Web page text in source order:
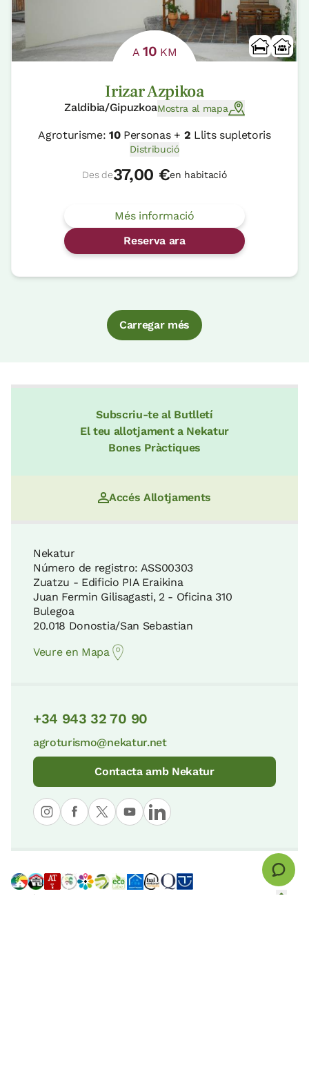
A 10 KM
Irizar Azpikoa
Zaldibia/GipuzkoaMostra al mapa
Agroturisme:10Personas + 2 Llits supletoris
Distribució
Des de37,00 €en habitació
Més informació
Reserva ara
Carregar més
Subscriu-te al Butlletí
El teu allotjament a Nekatur
Bones Pràctiques
Accés Allotjaments
Nekatur
Número de registro: ASS00303
Zuatzu - Edificio PIA Eraikina
Juan Fermin Gilisagasti, 2 - Oficina 310
Bulegoa
20.018 Donostia/San Sebastian
Veure en Mapa
+34 943 32 70 90
agroturismo@nekatur.net
Contacta amb Nekatur
© nekatur